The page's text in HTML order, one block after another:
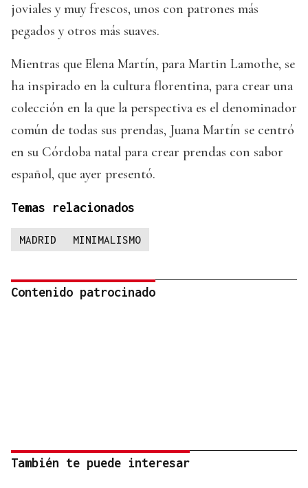
joviales y muy frescos, unos con patrones más
pegados y otros más suaves.
Mientras que Elena Martín, para Martin Lamothe, se
ha inspirado en la cultura florentina, para crear una
colección en la que la perspectiva es el denominador
común de todas sus prendas, Juana Martín se centró
en su Córdoba natal para crear prendas con sabor
español, que ayer presentó.
Temas relacionados
MADRID MINIMALISMO
Contenido patrocinado
También te puede interesar